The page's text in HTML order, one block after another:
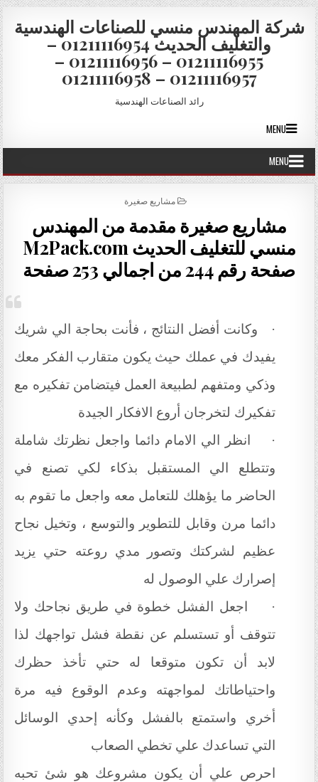
Skip to content
شركة المهندس منسي للصناعات الهندسية
والتغليف الحديث 01211116954 –
01211116955 – 01211116956 –
01211116957 – 01211116958
رائد الصناعات الهندسية
MENU
MENU
POSTED IN
مشاريع صغيرة
مشاريع صغيرة مقدمة من المهندس
منسي للتغليف الحديث M2Pack.com
صفحة رقم 244 من اجمالي 253 صفحة
·
وكانت أفضل النتائج ، فأنت بحاجة الي شريك
يفيدك في عملك حيث يكون متقارب الفكر معك
وذكي ومتفهم لطبيعة العمل فيتضامن تفكيره مع
تفكيرك لتخرجان أروع الافكار الجيدة
·
انظر الي الامام دائما واجعل نظرتك شاملة
وتتطلع الي المستقبل بذكاء لكي تصنع في
الحاضر ما يؤهلك للتعامل معه واجعل ما تقوم به
دائما مرن وقابل للتطوير والتوسع ، وتخيل نجاح
عظيم لشركتك وتصور مدي روعته حتي يزيد
إصرارك علي الوصول له
·
اجعل الفشل خطوة في طريق نجاحك ولا
تتوقف أو تستسلم عن نقطة فشل تواجهك لذا
لابد أن تكون متوقعا له حتي تأخذ حظرك
واحتياطاتك لمواجهته وعدم الوقوع فيه مرة
أخري واستمتع بالفشل وكأنه إحدي الوسائل
التي تساعدك علي تخطي الصعاب
احرص علي أن يكون مشروعك هو شئ تحبه